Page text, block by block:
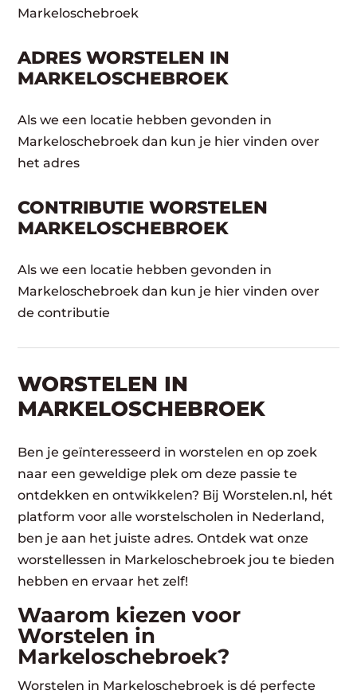
Markeloschebroek
ADRES WORSTELEN IN
MARKELOSCHEBROEK
Als we een locatie hebben gevonden in
Markeloschebroek dan kun je hier vinden over
het adres
CONTRIBUTIE WORSTELEN
MARKELOSCHEBROEK
Als we een locatie hebben gevonden in
Markeloschebroek dan kun je hier vinden over
de contributie
WORSTELEN​ IN
MARKELOSCHEBROEK
Ben je geïnteresseerd in worstelen en op zoek
naar een geweldige plek om deze passie te
ontdekken en ontwikkelen? Bij Worstelen.nl, hét
platform voor alle worstelscholen in Nederland,
ben je aan het juiste adres. Ontdek wat onze
worstellessen in Markeloschebroek jou te bieden
hebben en ervaar het zelf!
Waarom kiezen voor
Worstelen in
Markeloschebroek?
Worstelen in Markeloschebroek is dé perfecte